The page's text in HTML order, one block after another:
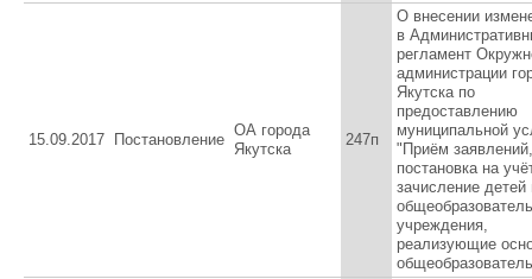
15.09.2017 Постановление
ОА города
Якутска
247п
О внесении
в
регламент
администрации
Якутска по
предоставлению
муниципальной
"Приём заявлений,
постановка на
зачисление детей
учреждения,
реализующие